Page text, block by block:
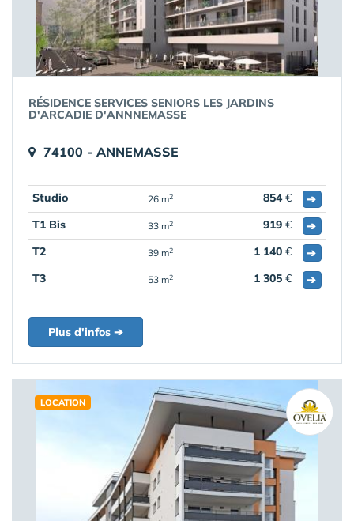
RÉSIDENCE SERVICES SENIORS LES JARDINS
D'ARCADIE D'ANNNEMASSE
74100 - ANNEMASSE
Studio 26 m2 854€
➔
T1 Bis
33 m2 919 €
➔
T2
39 m2 1 140 €
➔
T3
53 m2 1 305 € ➔
Plus d'infos ➔
LOCATION